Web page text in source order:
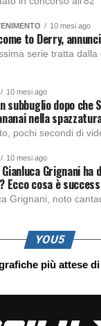
10 mesi ago
to Derry,
10 mesi ago
subbuglio dopo
nella
10 mesi ago
Grignani
Ecco cosa è
YOU5
più attese